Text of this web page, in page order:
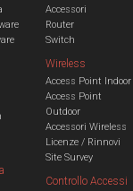
Accessori
Router
Switch
Wireless
Access Point Indoor
Access Point
Outdoor
Accessori Wireless
Licenze / Rinnovi
Site Survey
Controllo Accessi